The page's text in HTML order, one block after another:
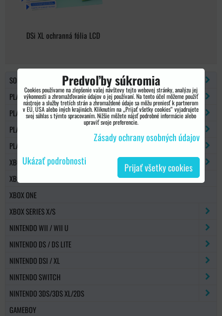
DSi XL ochranná fólia LCD
SONY PSP
PLAYSTATION 2
PLAYSTATION 3
PLAYSTATION 4
PLAYSTATION 5
XBOX 360
XBOX 360 SLIM
XBOX ONE
XBOX SERIES X/S
NINTENDO WII / WII U
NINTENDO DS / DS LITE
NINTENDO DSI / XL
NINTENDO SWITCH
NINTENDO 3DS/3DS XL/2DS
GAMEBOY
Predvoľby súkromia
Cookies používame na zlepšenie vašej návštevy tejto webovej stránky, analýzu jej
výkonnosti a zhromažďovanie údajov o jej používaní. Na tento účel môžeme použiť
nástroje a služby tretích strán a zhromaždené údaje sa môžu preniesť k partnerom
v EÚ, USA alebo iných krajinách. Kliknutím na „Prijať všetky cookies“ vyjadrujete
svoj súhlas s týmto spracovaním. Nižšie môžete nájsť podrobné informácie alebo
upraviť svoje preferencie.
Zásady ochrany osobných údajov
Ukázať podrobnosti
Prijať všetky cookies